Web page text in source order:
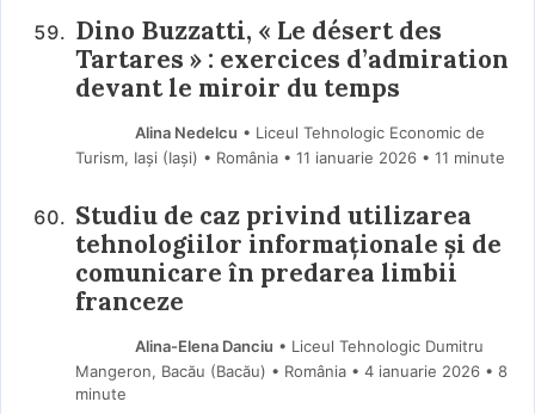
Dino Buzzatti, « Le désert des
Tartares » : exercices d’admiration
devant le miroir du temps
Alina Nedelcu • Liceul Tehnologic Economic de
Turism, Iași (Iaşi) • România
11 ianuarie 2026 • 11 minute
Studiu de caz privind utilizarea
tehnologiilor informaționale și de
comunicare în predarea limbii
franceze
Alina-Elena Danciu • Liceul Tehnologic Dumitru
Mangeron, Bacău (Bacău) • România
4 ianuarie 2026 • 8
minute